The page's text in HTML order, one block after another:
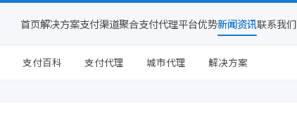
首页解决方案支付渠道聚合支付代理平台优势新闻资讯联系我们
支付百科 支付代理 城市代理 解决方案